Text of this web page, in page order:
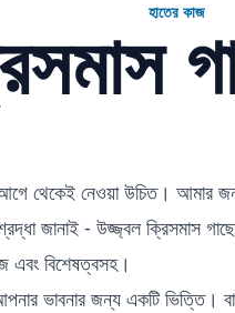
হাতের কাজ
থেকেই নেওয়া উচিত। আমার
জানাই - উজ্জ্বল ক্রিসমাস
এবং বিশেষত্বসহ।
ভাবনার জন্য একটি ভিত্তি।